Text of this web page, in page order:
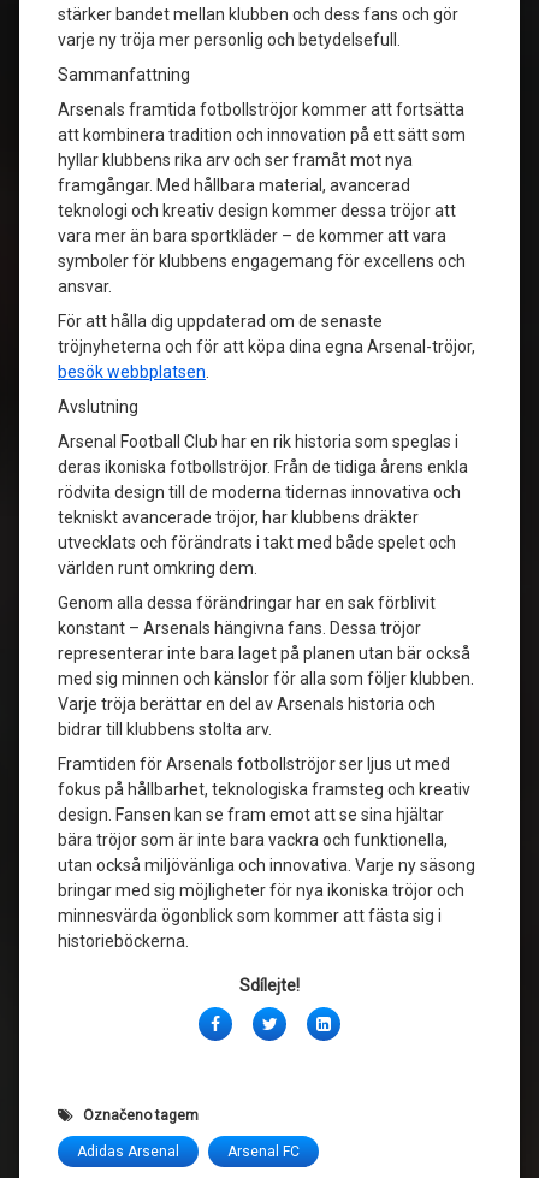
stärker bandet mellan klubben och dess fans och gör
varje ny tröja mer personlig och betydelsefull.
Sammanfattning
Arsenals framtida fotbollströjor kommer att fortsätta
att kombinera tradition och innovation på ett sätt som
hyllar klubbens rika arv och ser framåt mot nya
framgångar. Med hållbara material, avancerad
teknologi och kreativ design kommer dessa tröjor att
vara mer än bara sportkläder – de kommer att vara
symboler för klubbens engagemang för excellens och
ansvar.
För att hålla dig uppdaterad om de senaste
tröjnyheterna och för att köpa dina egna Arsenal-tröjor,
besök webbplatsen
Avslutning
Arsenal Football Club har en rik historia som speglas i
deras ikoniska fotbollströjor. Från de tidiga årens enkla
rödvita design till de moderna tidernas innovativa och
tekniskt avancerade tröjor, har klubbens dräkter
utvecklats och förändrats i takt med både spelet och
världen runt omkring dem.
Genom alla dessa förändringar har en sak förblivit
konstant – Arsenals hängivna fans. Dessa tröjor
representerar inte bara laget på planen utan bär också
med sig minnen och känslor för alla som följer klubben.
Varje tröja berättar en del av Arsenals historia och
bidrar till klubbens stolta arv.
Framtiden för Arsenals fotbollströjor ser ljus ut med
fokus på hållbarhet, teknologiska framsteg och kreativ
design. Fansen kan se fram emot att se sina hjältar
bära tröjor som är inte bara vackra och funktionella,
utan också miljövänliga och innovativa. Varje ny säsong
bringar med sig möjligheter för nya ikoniska tröjor och
minnesvärda ögonblick som kommer att fästa sig i
historieböckerna.
Sdílejte!
FacebookTwitterLinkedIn
Označeno tagem
Adidas Arsenal Arsenal FC